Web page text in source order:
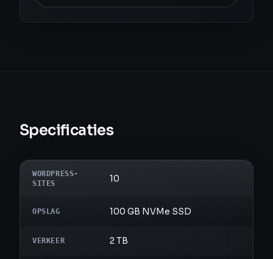
Specificaties
WORDPRESS-
SITES
10
OPSLAG 100 GB NVMe SSD
VERKEER 2 TB